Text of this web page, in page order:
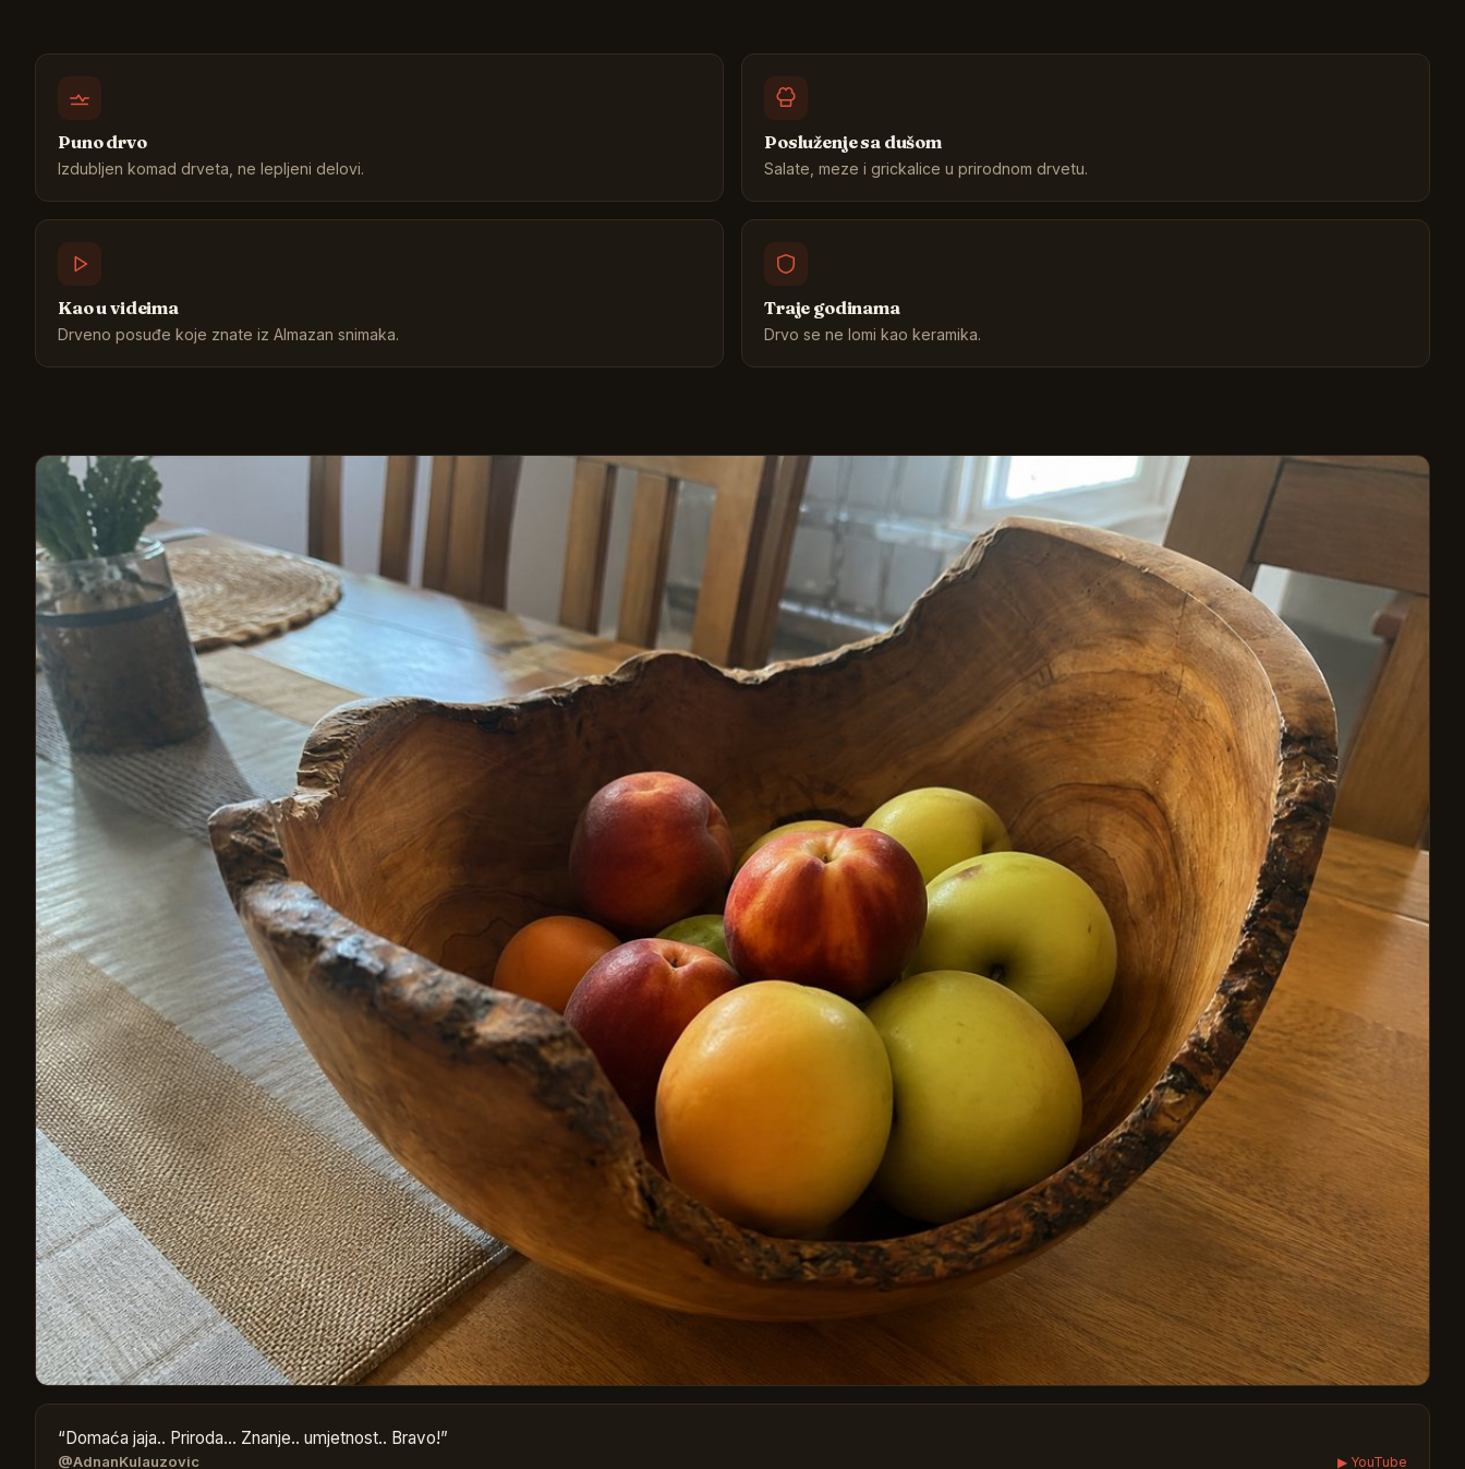
Puno drvo
Izdubljen komad drveta, ne lepljeni delovi.
Posluženje sa dušom
Salate, meze i grickalice u prirodnom drvetu.
Kao u videima
Drveno posuđe koje znate iz Almazan snimaka.
Traje godinama
Drvo se ne lomi kao keramika.
“Domaća jaja.. Priroda... Znanje.. umjetnost.. Bravo!”
@AdnanKulauzovic ▶ YouTube